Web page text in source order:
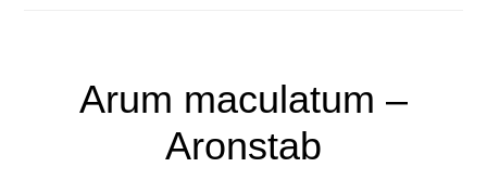
Arum maculatum –
Aronstab